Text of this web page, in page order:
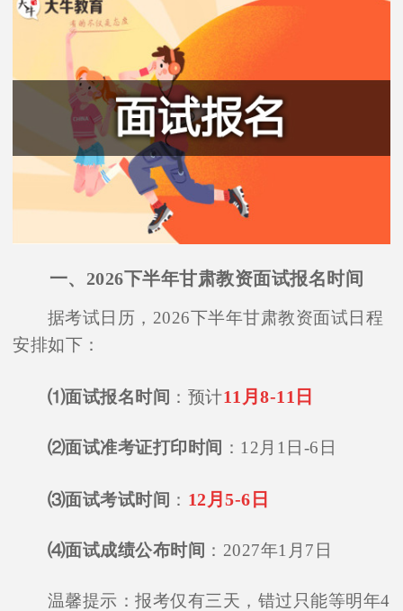
一、2026下半年甘肃教资面试报名时间
据考试日历，2026下半年甘肃教资面试日程
安排如下：
⑴面试报名时间 ：预计11月8-11日
⑵面试准考证打印时间 ：12月1日-6日
⑶面试考试时间 ： 12月5-6日
⑷面试成绩公布时间 ：2027年1月7日
温馨提示：报考仅有三天，错过只能等明年4